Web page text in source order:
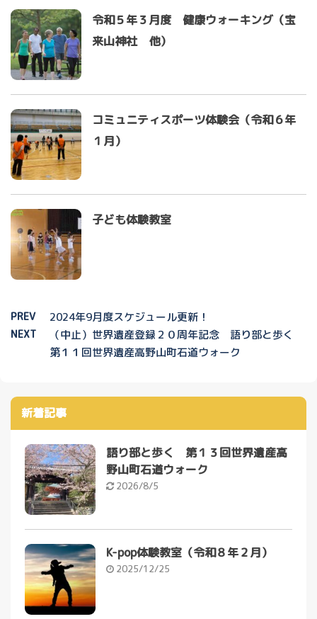
令和５年３月度 健康ウォーキング（宝
来山神社 他）
コミュニティスポーツ体験会（令和６年
１月）
子ども体験教室
PREV 2024年9月度スケジュール更新！
NEXT
（中止）世界遺産登録２０周年記念 語り部と歩く
第１１回世界遺産高野山町石道ウォーク
新着記事
語り部と歩く 第１３回世界遺産高
野山町石道ウォーク
2026/8/5
K-pop体験教室（令和８年２月）
2025/12/25